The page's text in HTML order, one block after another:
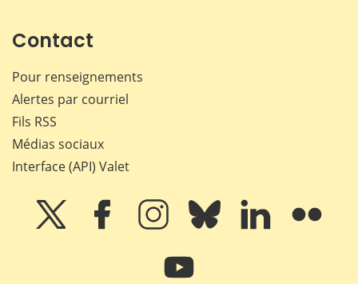
Contact
Pour renseignements
Alertes par courriel
Fils RSS
Médias sociaux
Interface (API) Valet